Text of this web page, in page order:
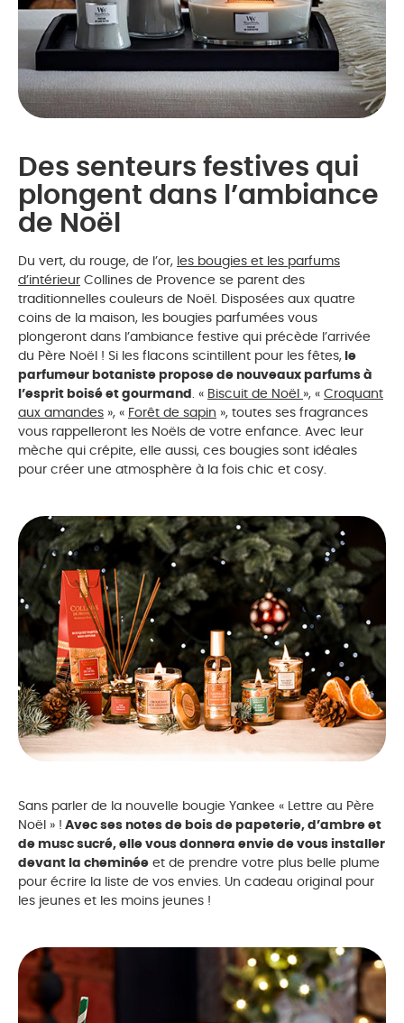
Des senteurs festives qui
plongent dans l’ambiance
de Noël
Du vert, du rouge, de l’or, les bougies et les parfums
d’intérieur Collines de Provence se parent des
traditionnelles couleurs de Noël. Disposées aux quatre
coins de la maison, les bougies parfumées vous
plongeront dans l’ambiance festive qui précède l’arrivée
du Père Noël ! Si les flacons scintillent pour les fêtes, le
parfumeur botaniste propose de nouveaux parfums à
l’esprit boisé et gourmand . « Biscuit de Noël », « Croquant
aux amandes », « Forêt de sapin », toutes ses fragrances
vous rappelleront les Noëls de votre enfance. Avec leur
mèche qui crépite, elle aussi, ces bougies sont idéales
pour créer une atmosphère à la fois chic et cosy.
Sans parler de la nouvelle bougie Yankee « Lettre au Père
Noël » ! Avec ses notes de bois de papeterie, d’ambre et
de musc sucré, elle vous donnera envie de vous installer
devant la cheminée et de prendre votre plus belle plume
pour écrire la liste de vos envies. Un cadeau original pour
les jeunes et les moins jeunes !